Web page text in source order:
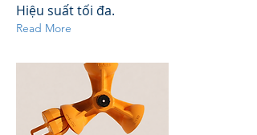
Hiệu suất tối đa.
Read More